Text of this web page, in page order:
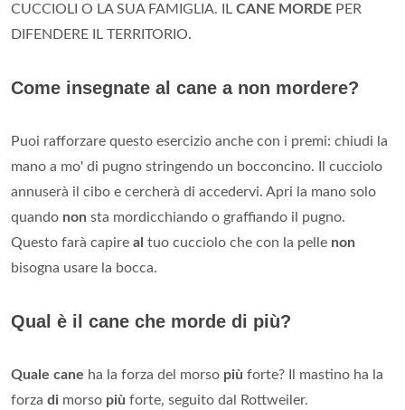
CUCCIOLI O LA SUA FAMIGLIA. IL CANE MORDE PER
DIFENDERE IL TERRITORIO.
Come insegnate al cane a non mordere?
Puoi rafforzare questo esercizio anche con i premi: chiudi la
mano a mo' di pugno stringendo un bocconcino. Il cucciolo
annuserà il cibo e cercherà di accedervi. Apri la mano solo
quando non sta mordicchiando o graffiando il pugno.
Questo farà capire al tuo cucciolo che con la pelle non
bisogna usare la bocca.
Qual è il cane che morde di più?
Quale cane ha la forza del morso più forte? Il mastino ha la
forza di morso più forte, seguito dal Rottweiler.